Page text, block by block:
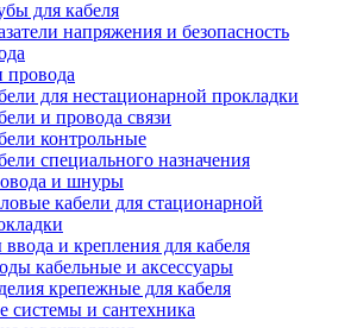
для кабеля
напряжения и безопасность
провода
для нестационарной прокладки
и провода связи
контрольные
специального назначения
и шнуры
кабели для стационарной
и крепления для кабеля
кабельные и аксессуары
крепежные для кабеля
системы и сантехника